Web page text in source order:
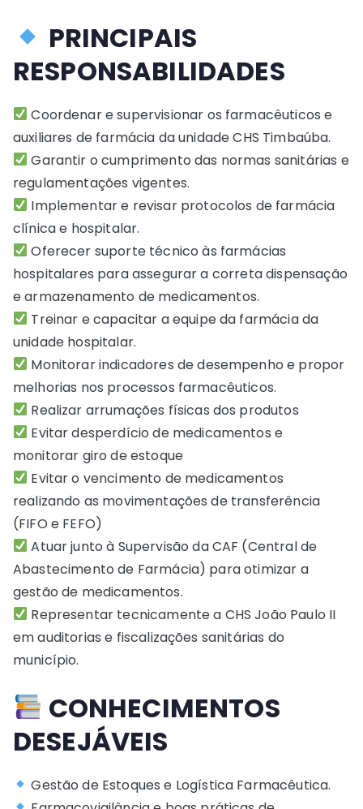
PRINCIPAIS
RESPONSABILIDADES
Coordenar e supervisionar os farmacêuticos e
auxiliares de farmácia da unidade CHS Timbaúba.
Garantir o cumprimento das normas sanitárias e
regulamentações vigentes.
Implementar e revisar protocolos de farmácia
clínica e hospitalar.
Oferecer suporte técnico às farmácias
hospitalares para assegurar a correta dispensação
e armazenamento de medicamentos.
Treinar e capacitar a equipe da farmácia da
unidade hospitalar.
Monitorar indicadores de desempenho e propor
melhorias nos processos farmacêuticos.
Realizar arrumações físicas dos produtos
Evitar desperdício de medicamentos e
monitorar giro de estoque
Evitar o vencimento de medicamentos
realizando as movimentações de transferência
(FIFO e FEFO)
Atuar junto à Supervisão da CAF (Central de
Abastecimento de Farmácia) para otimizar a
gestão de medicamentos.
Representar tecnicamente a CHS João Paulo II
em auditorias e fiscalizações sanitárias do
município.
CONHECIMENTOS
DESEJÁVEIS
Gestão de Estoques e Logística Farmacêutica.